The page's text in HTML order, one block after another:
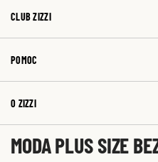
CLUB ZIZZI
POMOC
O ZIZZI
MODA PLUS SIZE